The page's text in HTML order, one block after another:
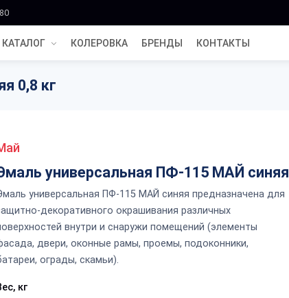
КАТАЛОГ КОЛЕРОВКА БРЕНДЫ КОНТАКТЫ
0,8 кг
универсальная ПФ-115 МАЙ синяя
универсальная ПФ-115 МАЙ синяя предназначена для
декоративного окрашивания различных
внутри и снаружи помещений (элементы
двери, оконные рамы, проемы, подоконники,
ограды, скамьи).
кг